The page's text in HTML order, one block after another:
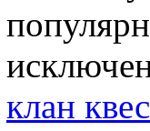
клан